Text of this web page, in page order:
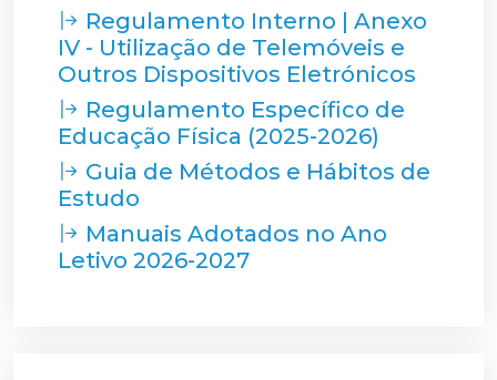
Regulamento Interno | Anexo
IV - Utilização de Telemóveis e
Outros Dispositivos Eletrónicos
Regulamento Específico de
Educação Física (2025-2026)
Guia de Métodos e Hábitos de
Estudo
Manuais Adotados no Ano
Letivo 2026-2027